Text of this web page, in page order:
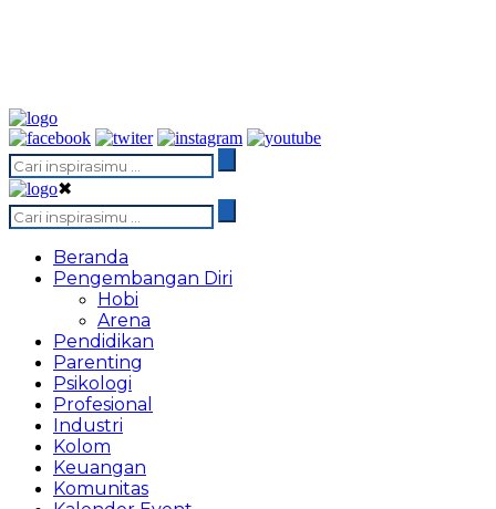
✖
Beranda
Pengembangan Diri
Hobi
Arena
Pendidikan
Parenting
Psikologi
Profesional
Industri
Kolom
Keuangan
Komunitas